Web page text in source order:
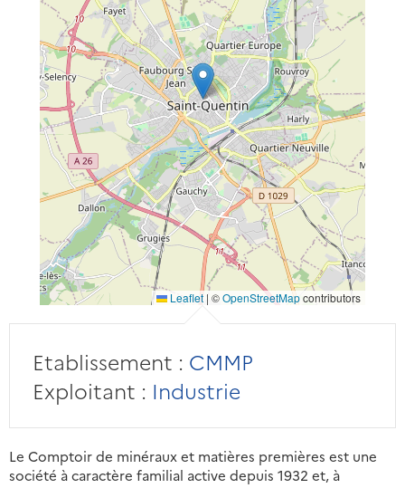
Leaflet | ©OpenStreetMapcontributors
Etablissement : CMMP
Exploitant : Industrie
Le Comptoir de minéraux et matières premières est une
société à caractère familial active depuis 1932 et, à